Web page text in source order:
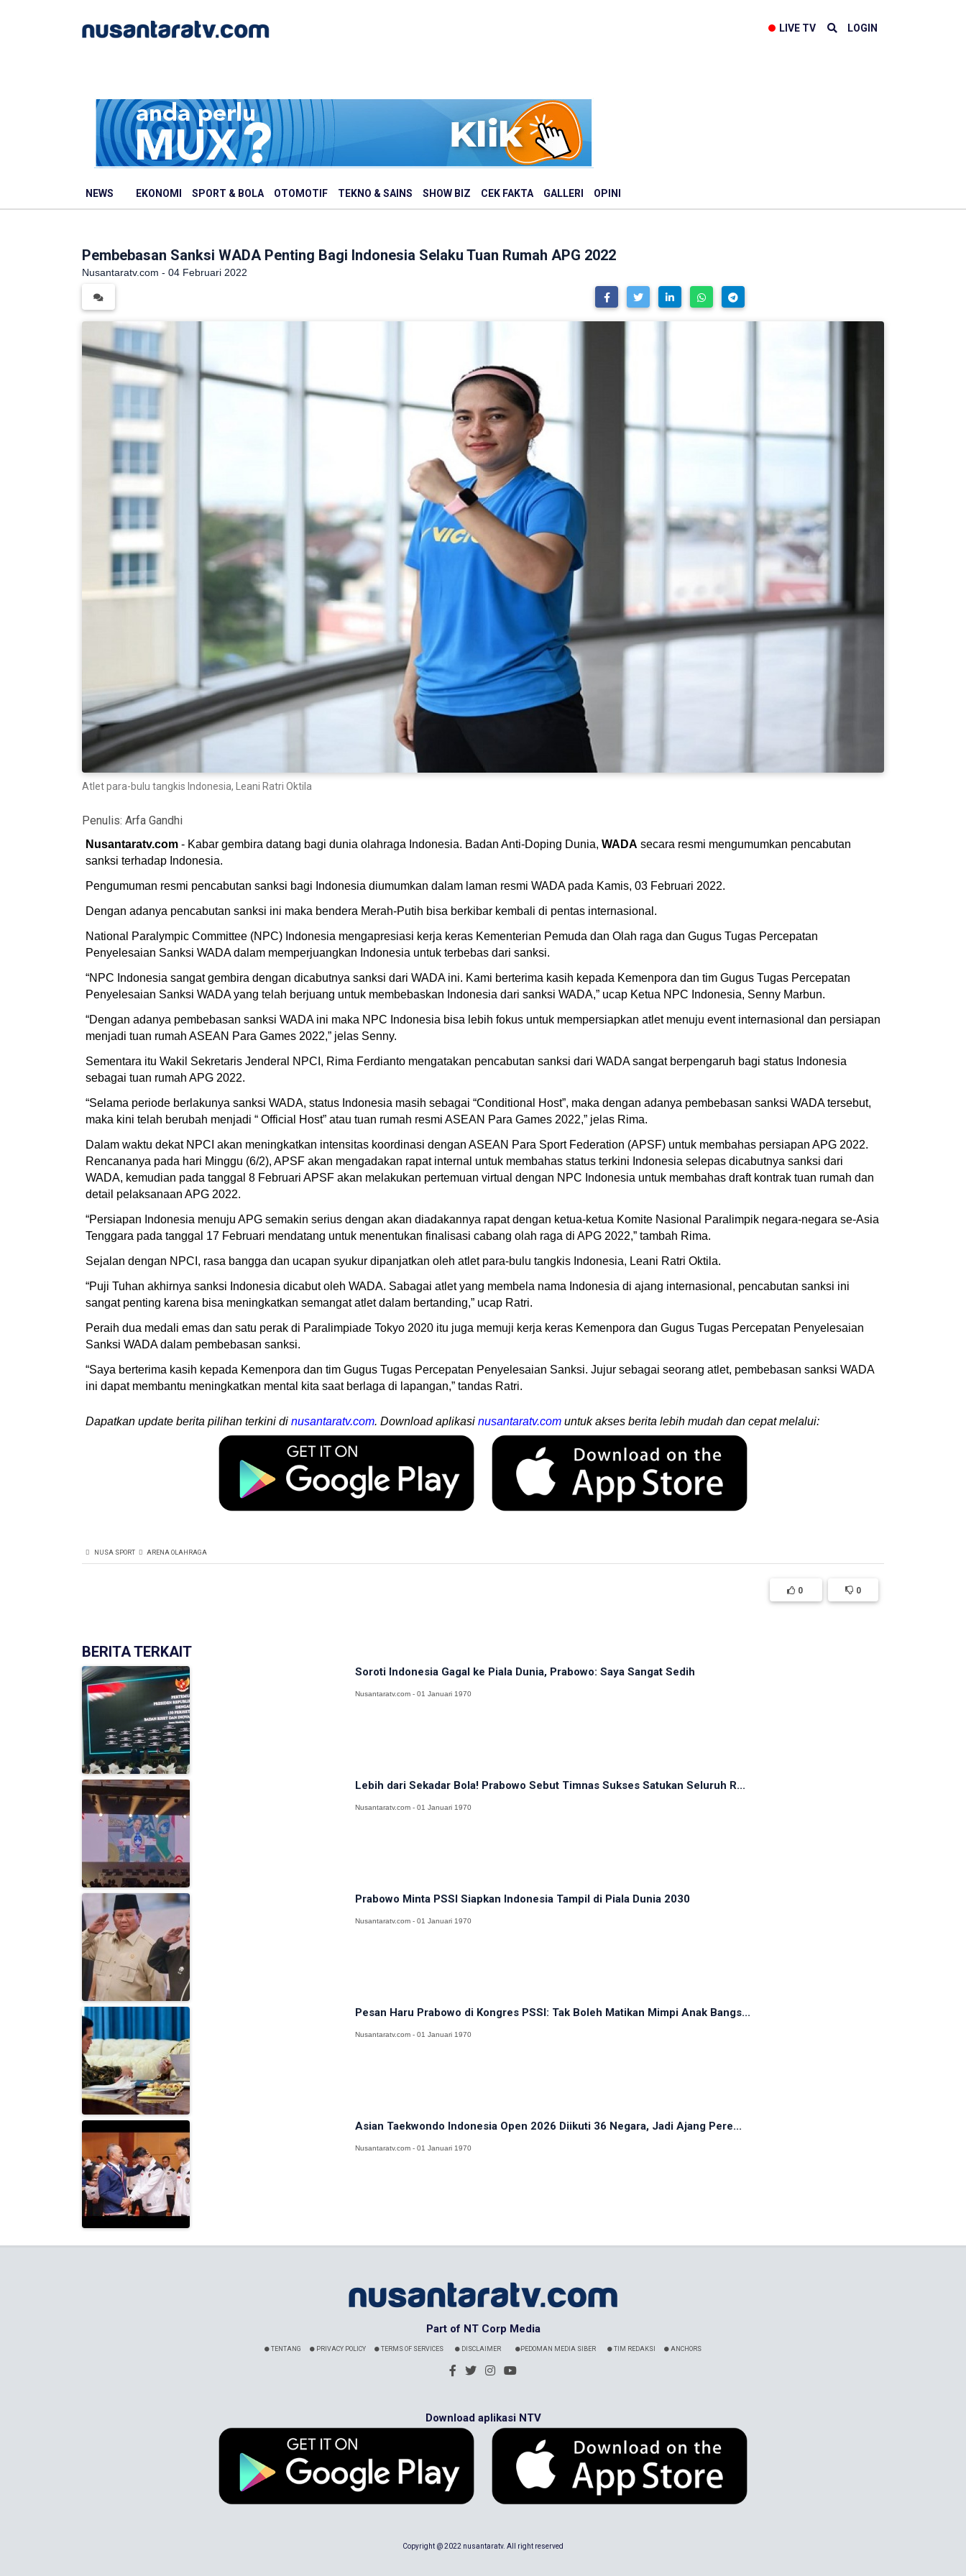
LIVE TV LOGIN
NEWS EKONOMI SPORT & BOLA OTOMOTIF TEKNO & SAINS SHOW BIZ CEK FAKTA GALLERI OPINI
Pembebasan Sanksi WADA Penting Bagi Indonesia Selaku Tuan Rumah APG 2022
Nusantaratv.com - 04 Februari 2022
Atlet para-bulu tangkis Indonesia, Leani Ratri Oktila
Penulis: Arfa Gandhi
Nusantaratv.com - Kabar gembira datang bagi dunia olahraga Indonesia. Badan Anti-Doping Dunia, WADA secara resmi mengumumkan pencabutan
sanksi terhadap Indonesia.
Pengumuman resmi pencabutan sanksi bagi Indonesia diumumkan dalam laman resmi WADA pada Kamis, 03 Februari 2022.
Dengan adanya pencabutan sanksi ini maka bendera Merah-Putih bisa berkibar kembali di pentas internasional.
National Paralympic Committee (NPC) Indonesia mengapresiasi kerja keras Kementerian Pemuda dan Olah raga dan Gugus Tugas Percepatan
Penyelesaian Sanksi WADA dalam memperjuangkan Indonesia untuk terbebas dari sanksi.
“NPC Indonesia sangat gembira dengan dicabutnya sanksi dari WADA ini. Kami berterima kasih kepada Kemenpora dan tim Gugus Tugas Percepatan
Penyelesaian Sanksi WADA yang telah berjuang untuk membebaskan Indonesia dari sanksi WADA,” ucap Ketua NPC Indonesia, Senny Marbun.
“Dengan adanya pembebasan sanksi WADA ini maka NPC Indonesia bisa lebih fokus untuk mempersiapkan atlet menuju event internasional dan persiapan
menjadi tuan rumah ASEAN Para Games 2022,” jelas Senny.
Sementara itu Wakil Sekretaris Jenderal NPCI, Rima Ferdianto mengatakan pencabutan sanksi dari WADA sangat berpengaruh bagi status Indonesia
sebagai tuan rumah APG 2022.
“Selama periode berlakunya sanksi WADA, status Indonesia masih sebagai “Conditional Host”, maka dengan adanya pembebasan sanksi WADA tersebut,
maka kini telah berubah menjadi “ Official Host” atau tuan rumah resmi ASEAN Para Games 2022,” jelas Rima.
Dalam waktu dekat NPCI akan meningkatkan intensitas koordinasi dengan ASEAN Para Sport Federation (APSF) untuk membahas persiapan APG 2022.
Rencananya pada hari Minggu (6/2), APSF akan mengadakan rapat internal untuk membahas status terkini Indonesia selepas dicabutnya sanksi dari
WADA, kemudian pada tanggal 8 Februari APSF akan melakukan pertemuan virtual dengan NPC Indonesia untuk membahas draft kontrak tuan rumah dan
detail pelaksanaan APG 2022.
“Persiapan Indonesia menuju APG semakin serius dengan akan diadakannya rapat dengan ketua-ketua Komite Nasional Paralimpik negara-negara se-Asia
Tenggara pada tanggal 17 Februari mendatang untuk menentukan finalisasi cabang olah raga di APG 2022,” tambah Rima.
Sejalan dengan NPCI, rasa bangga dan ucapan syukur dipanjatkan oleh atlet para-bulu tangkis Indonesia, Leani Ratri Oktila.
“Puji Tuhan akhirnya sanksi Indonesia dicabut oleh WADA. Sabagai atlet yang membela nama Indonesia di ajang internasional, pencabutan sanksi ini
sangat penting karena bisa meningkatkan semangat atlet dalam bertanding,” ucap Ratri.
Peraih dua medali emas dan satu perak di Paralimpiade Tokyo 2020 itu juga memuji kerja keras Kemenpora dan Gugus Tugas Percepatan Penyelesaian
Sanksi WADA dalam pembebasan sanksi.
“Saya berterima kasih kepada Kemenpora dan tim Gugus Tugas Percepatan Penyelesaian Sanksi. Jujur sebagai seorang atlet, pembebasan sanksi WADA
ini dapat membantu meningkatkan mental kita saat berlaga di lapangan,” tandas Ratri.
Dapatkan update berita pilihan terkini di nusantaratv.com. Download aplikasi nusantaratv.com untuk akses berita lebih mudah dan cepat melalui:
NUSA SPORT ARENA OLAHRAGA
0 0
BERITA TERKAIT
Soroti Indonesia Gagal ke Piala Dunia, Prabowo: Saya Sangat Sedih
Nusantaratv.com - 01 Januari 1970
Lebih dari Sekadar Bola! Prabowo Sebut Timnas Sukses Satukan Seluruh R...
Nusantaratv.com - 01 Januari 1970
Prabowo Minta PSSI Siapkan Indonesia Tampil di Piala Dunia 2030
Nusantaratv.com - 01 Januari 1970
Pesan Haru Prabowo di Kongres PSSI: Tak Boleh Matikan Mimpi Anak Bangs...
Nusantaratv.com - 01 Januari 1970
Asian Taekwondo Indonesia Open 2026 Diikuti 36 Negara, Jadi Ajang Pere...
Nusantaratv.com - 01 Januari 1970
Part of NT Corp Media
TENTANG PRIVACY POLICY TERMS OF SERVICES DISCLAIMER PEDOMAN MEDIA SIBER TIM REDAKSI ANCHORS
Download aplikasi NTV
Copyright @ 2022 nusantaratv. All right reserved